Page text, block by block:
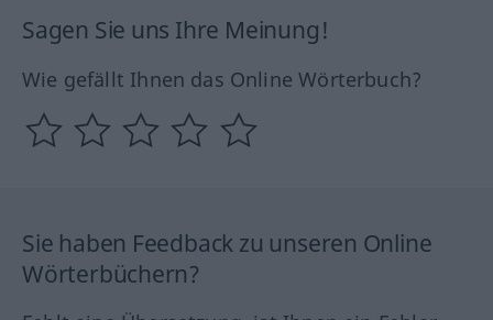
Sagen Sie uns Ihre Meinung!
Wie gefällt Ihnen das Online Wörterbuch?
Sie haben Feedback zu unseren Online
Wörterbüchern?